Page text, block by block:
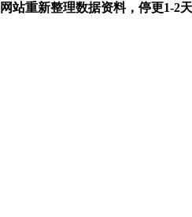
网站重新整理数据资料，停更1-2天